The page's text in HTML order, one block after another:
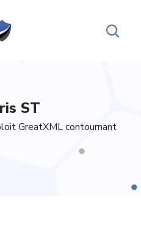
ST
GreatXML contournant